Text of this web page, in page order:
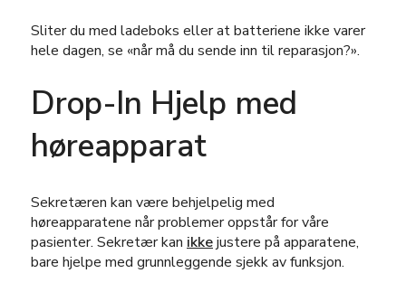
Sliter du med ladeboks eller at batteriene ikke varer
hele dagen, se «når må du sende inn til reparasjon?».
Drop-In Hjelp med
høreapparat
Sekretæren kan være behjelpelig med
høreapparatene når problemer oppstår for våre
pasienter. Sekretær kan ikkejustere på apparatene,
bare hjelpe med grunnleggende sjekk av funksjon.